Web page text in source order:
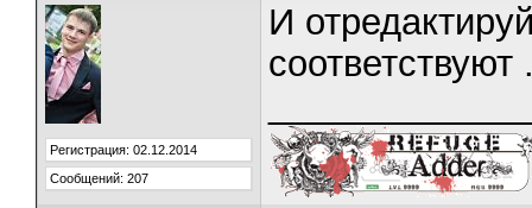
Регистрация: 02.12.2014
Сообщений: 207
И
соответствуют